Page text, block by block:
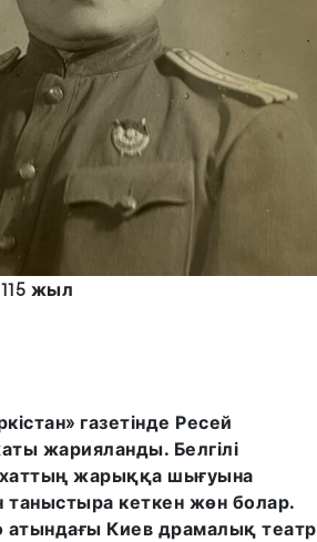
жыл
газетінде Ресей
жарияланды. Белгілі
жарыққа шығуына
кеткен жөн болар.
атындағы Киев драмалық театр